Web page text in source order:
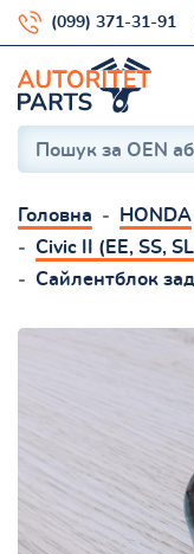
(099) 371-31-91
Головна
HONDA
Civic II (EE, SS,
Сайлентблок